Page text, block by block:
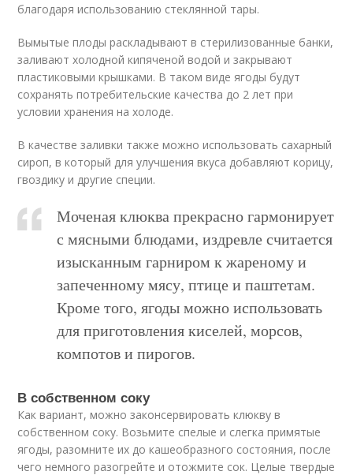
благодаря использованию стеклянной тары.
Вымытые плоды раскладывают в стерилизованные банки,
заливают холодной кипяченой водой и закрывают
пластиковыми крышками. В таком виде ягоды будут
сохранять потребительские качества до 2 лет при
условии хранения на холоде.
В качестве заливки также можно использовать сахарный
сироп, в который для улучшения вкуса добавляют корицу,
гвоздику и другие специи.
Моченая клюква прекрасно гармонирует
с мясными блюдами, издревле считается
изысканным гарниром к жареному и
запеченному мясу, птице и паштетам.
Кроме того, ягоды можно использовать
для приготовления киселей, морсов,
компотов и пирогов.
В собственном соку
Как вариант, можно законсервировать клюкву в
собственном соку. Возьмите спелые и слегка примятые
ягоды, разомните их до кашеобразного состояния, после
чего немного разогрейте и отожмите сок. Целые твердые